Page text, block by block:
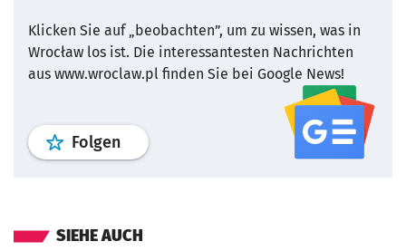
Klicken Sie auf „beobachten”, um zu wissen, was in
Wrocław los ist. Die interessantesten Nachrichten
aus www.wroclaw.pl finden Sie bei Google News!
FolgenProfil wroclaw.pl Service
SIEHE AUCH